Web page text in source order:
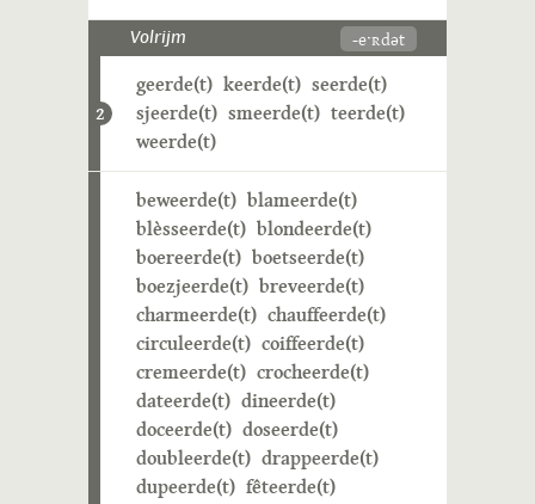
Volrijm -eˑʀdət
2
geerde(t) keerde(t) seerde(t)
sjeerde(t) smeerde(t) teerde(t)
weerde(t)
beweerde(t) blameerde(t)
blèsseerde(t) blondeerde(t)
boereerde(t) boetseerde(t)
boezjeerde(t) breveerde(t)
charmeerde(t) chauffeerde(t)
circuleerde(t) coiffeerde(t)
cremeerde(t) crocheerde(t)
dateerde(t) dineerde(t)
doceerde(t) doseerde(t)
doubleerde(t) drappeerde(t)
dupeerde(t) fêteerde(t)